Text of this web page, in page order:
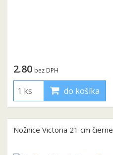
2.80 bez DPH
do košíka
Nožnice Victoria 21 cm čierne